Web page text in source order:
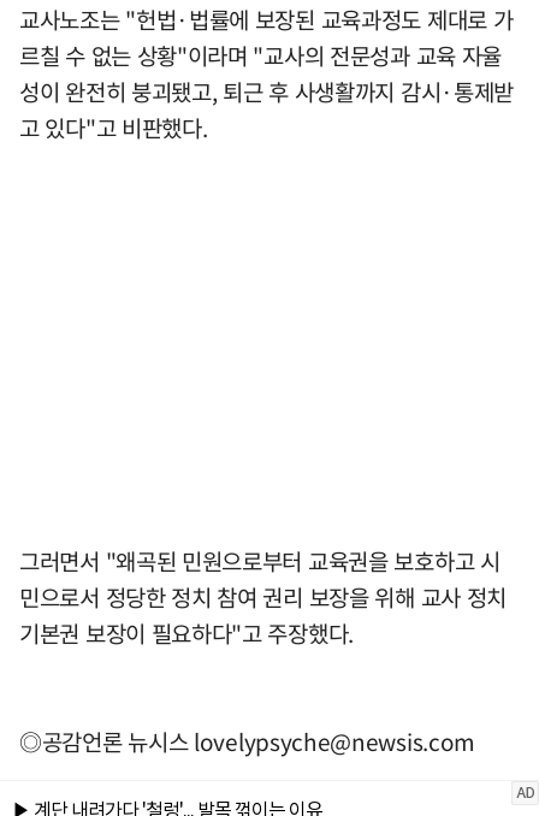
교사노조는 "헌법·법률에 보장된 교육과정도 제대로 가
르칠 수 없는 상황"이라며 "교사의 전문성과 교육 자율
성이 완전히 붕괴됐고, 퇴근 후 사생활까지 감시·통제받
고 있다"고 비판했다.
그러면서 "왜곡된 민원으로부터 교육권을 보호하고 시
민으로서 정당한 정치 참여 권리 보장을 위해 교사 정치
기본권 보장이 필요하다"고 주장했다.
◎공감언론 뉴시스lovelypsyche@newsis.com